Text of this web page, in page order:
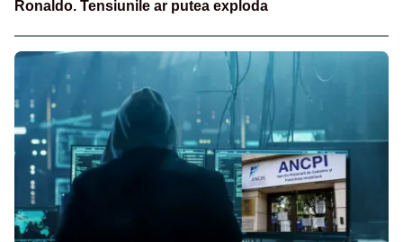
Ronaldo. Tensiunile ar putea exploda